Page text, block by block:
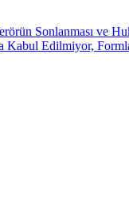
Sonlanması ve
Edilmiyor,